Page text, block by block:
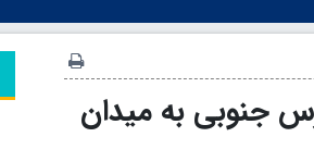
جنوبی به میدان